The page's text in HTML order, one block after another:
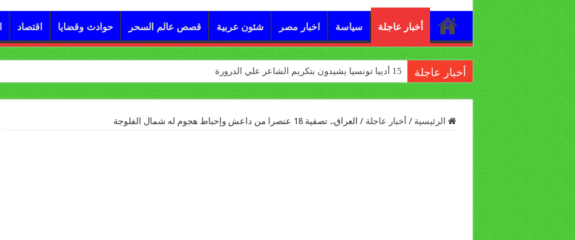
أخبار عاجلة سياسة اخبار مصر شئون عربية قصص عالم السحر حوادث وقضايا اقتصاد
أخبار عاجلة 15 أديبا تونسيا يشيدون بتكريم الشاعر علي الدرورة
الرئيسية / أخبار عاجلة / العراق.. تصفية 18 عنصرا من داعش وإحباط هجوم له شمال الفلوجة